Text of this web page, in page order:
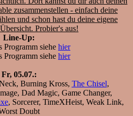
zusammenstellen - einfach deine
und schon hast du deine eigene
Probier's aus!
Line-Up:
Programm siehe hier
Programm siehe hier
Fr, 05.07.:
Burning Kross, The Chisel,
Dad Magic, Game Changer,
, Sorcerer, TimeXHeist, Weak Link,
Doubt